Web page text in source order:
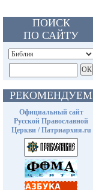
ПОИСК
ПО САЙТУ
РЕКОМЕНДУЕМ
Официальный сайт
Русской Православной
Церкви / Патриархия.ru